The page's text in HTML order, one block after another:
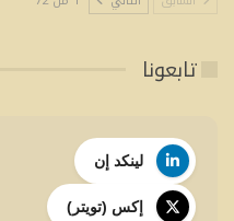
تابعونا
لينكد إن
إكس (تويتر)